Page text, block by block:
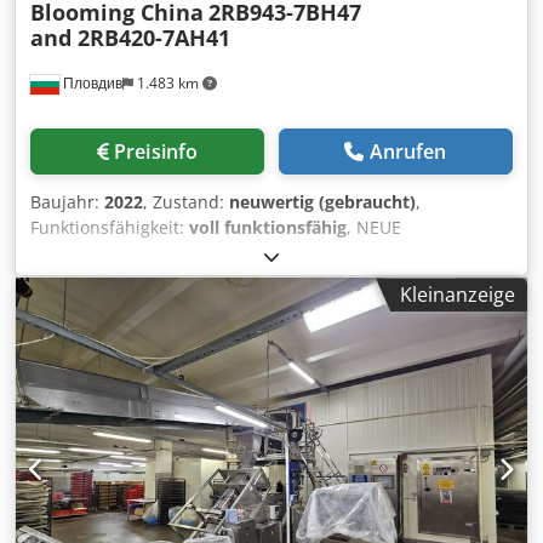
Пловдив 1.483 km
Blooming China 2RB943-7BH47
and 2RB420-7AH41
Preisinfo Anrufen
Baujahr: 2022, Zustand: neuwertig (gebraucht),
Funktionsfähigkeit: voll funktionsfähig, NEUE
Seitenkanalverdichter (EX/ATEX) – 25kW & 2,2kW |
Hochdruckgebläse Beschreibung: Zum Verkauf stehen
fabrikneue, unbenutzte und nicht montierte
Hochleistungs-Seitenkanalverdichter der Marke Blooming
(China). Diese Geräte sind mit explosionsgeschützten (EX)
Motoren ausgestattet und eignen sich hervorragend für
den Einsatz in explosionsgefährdeten Bereichen wie
Chemiewerken, Getreidesilos oder Kläranlagen. Einheit 1
(2 Stück verfügbar): Modell: 2RB943-7BH47 Leistung: 25,0
kW (50Hz) Spannung: 380V (Drehstrom) Motor: EX-Motor
(explosionsgeschützt) Zustand: Neu, im Original-
Versandzustand. Einsatzgebiete: Industrielle
Kleinanzeige